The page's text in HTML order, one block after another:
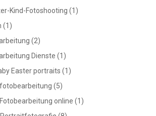
Kind-Fotoshooting (1)
(1)
(2)
Dienste (1)
Easter portraits (1)
(5)
online (1)